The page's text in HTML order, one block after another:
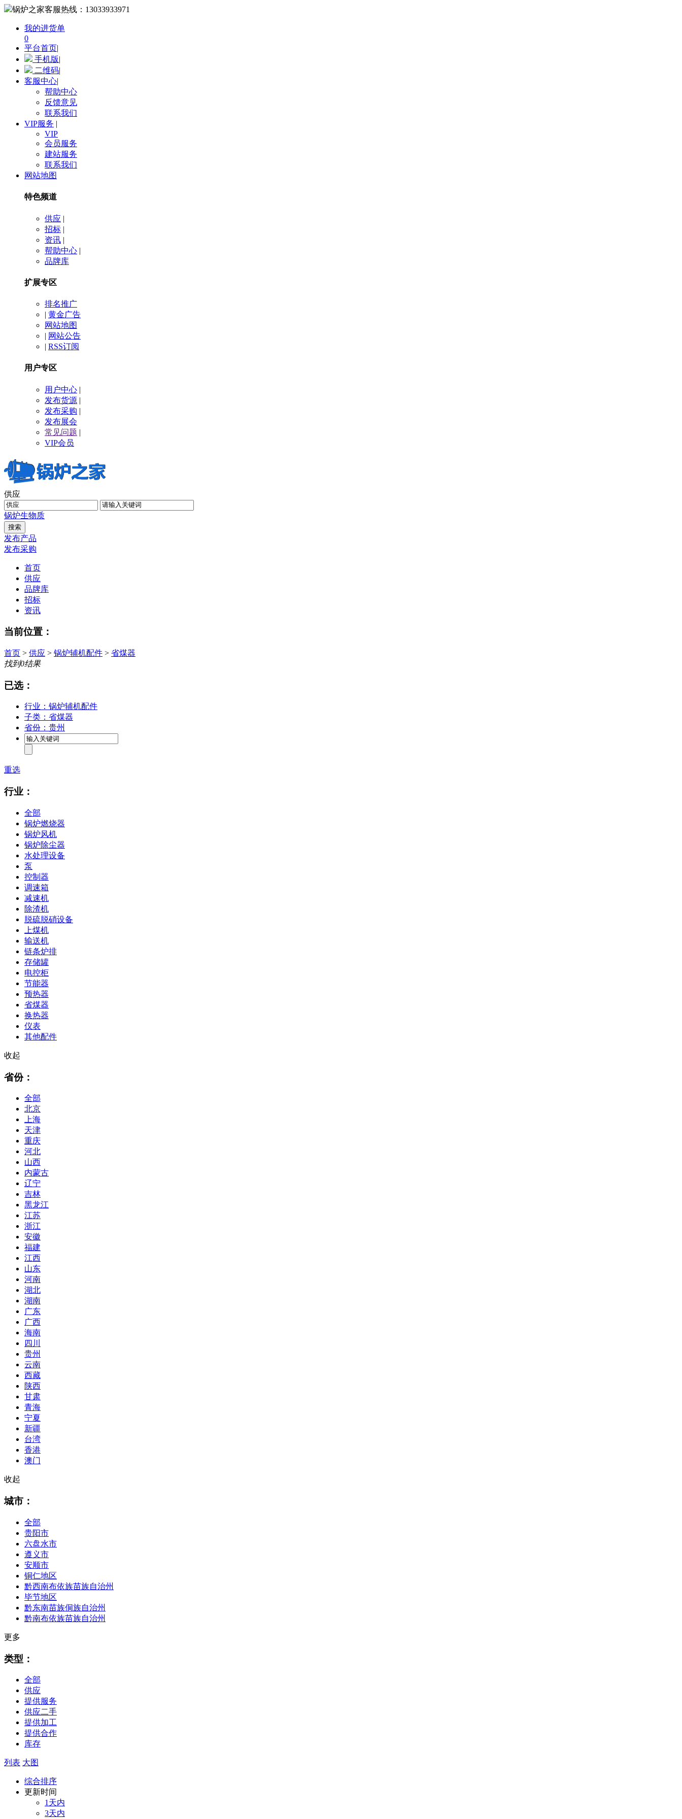
锅炉之家客服热线： 13033933971
我的进货单
0
平台首页|
手机版|
二维码|
客服中心|
帮助中心
反馈意见
联系我们
VIP服务 |
VIP
会员服务
建站服务
联系我们
网站地图
特色频道
供应 |
招标 |
资讯 |
帮助中心 |
品牌库
扩展专区
排名推广
| 黄金广告
网站地图
| 网站公告
| RSS订阅
用户专区
用户中心 |
发布货源 |
发布采购 |
发布展会
常见问题 |
VIP会员
供应
锅炉生物质
发布产品
发布采购
首页
供应
品牌库
招标
资讯
当前位置：
首页 > 供应 > 锅炉辅机配件 > 省煤器
找到0结果
已选：
行业：锅炉辅机配件
子类：省煤器
省份：贵州
重选
行业：
全部
锅炉燃烧器
锅炉风机
锅炉除尘器
水处理设备
泵
控制器
调速箱
减速机
除渣机
脱硫脱硝设备
上煤机
输送机
链条炉排
存储罐
电控柜
节能器
预热器
省煤器
换热器
仪表
其他配件
收起
省份：
全部
北京
上海
天津
重庆
河北
山西
内蒙古
辽宁
吉林
黑龙江
江苏
浙江
安徽
福建
江西
山东
河南
湖北
湖南
广东
广西
海南
四川
贵州
云南
西藏
陕西
甘肃
青海
宁夏
新疆
台湾
香港
澳门
收起
城市：
全部
贵阳市
六盘水市
遵义市
安顺市
铜仁地区
黔西南布依族苗族自治州
毕节地区
黔东南苗族侗族自治州
黔南布依族苗族自治州
更多
类型：
全部
供应
提供服务
供应二手
提供加工
提供合作
库存
列表 大图
综合排序
更新时间
1天内
3天内